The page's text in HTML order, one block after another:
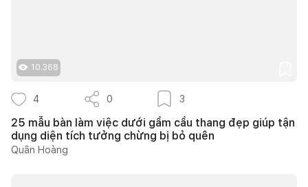
10.368
4 0 3
25 mẫu bàn làm việc dưới gầm cầu thang đẹp giúp tận
dụng diện tích tưởng chừng bị bỏ quên
Quân Hoàng